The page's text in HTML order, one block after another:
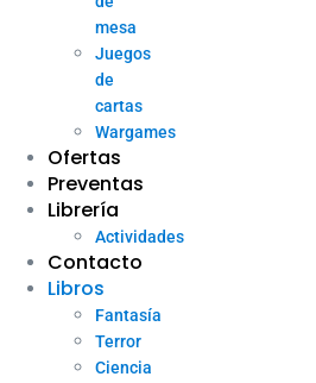
mesa
Juegos
de
cartas
Wargames
Ofertas
Preventas
Librería
Actividades
Contacto
Libros
Fantasía
Terror
Ciencia